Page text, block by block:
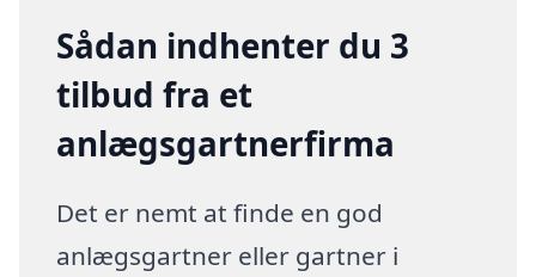
Sådan indhenter du 3
tilbud fra et
anlægsgartnerfirma
Det er nemt at finde en god
anlægsgartner eller gartner i